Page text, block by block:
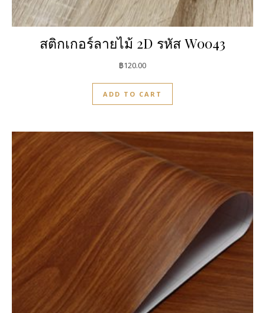
สติกเกอร์ลายไม้ 2D รหัส W0043
฿120.00
ADD TO CART